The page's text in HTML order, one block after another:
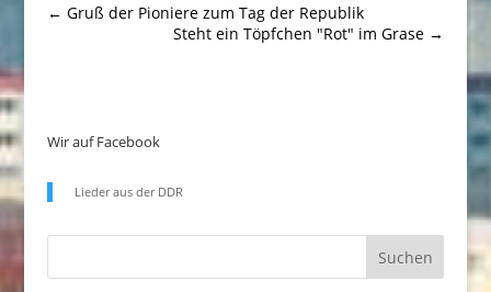
← Gruß der Pioniere zum Tag der Republik
Steht ein Töpfchen "Rot" im Grase →
Wir auf Facebook
Lieder aus der DDR